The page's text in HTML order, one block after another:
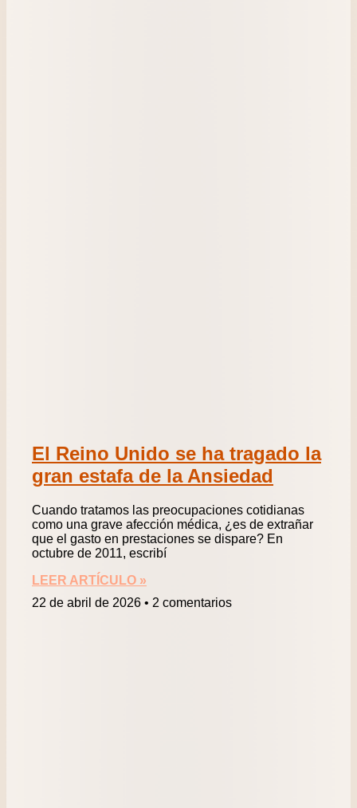
El Reino Unido se ha tragado la
gran estafa de la Ansiedad
Cuando tratamos las preocupaciones cotidianas
como una grave afección médica, ¿es de extrañar
que el gasto en prestaciones se dispare? En
octubre de 2011, escribí
LEER ARTÍCULO »
22 de abril de 2026
2 comentarios